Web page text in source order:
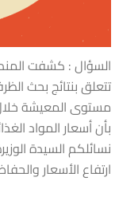
السؤال : كشفت
نسائلكم السيدة
ارتفاع الأسعار